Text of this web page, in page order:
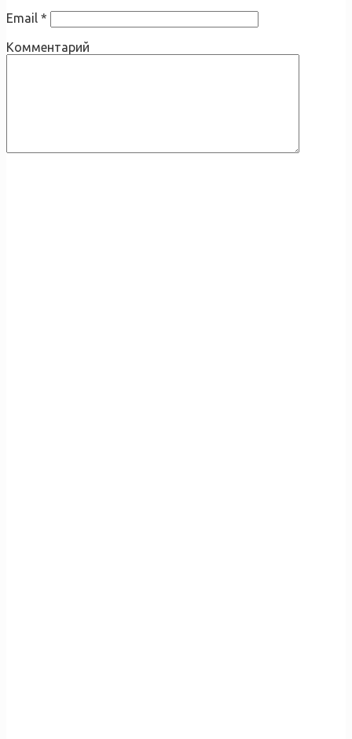
Email *
Комментарий